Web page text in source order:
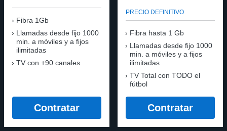
Fibra 1Gb
Llamadas desde fijo 1000
min. a móviles y a fijos
ilimitadas
TV con +90 canales
Contratar
PRECIO DEFINITIVO
Fibra hasta 1 Gb
Llamadas desde fijo 1000
min. a móviles y a fijos
ilimitadas
TV Total con TODO el
fútbol
Contratar